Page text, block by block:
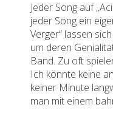
Jeder Song auf
jeder Song ein
Verger“ lassen
um deren
Band. Zu oft
Ich könnte keine
keiner Minute
man mit einem